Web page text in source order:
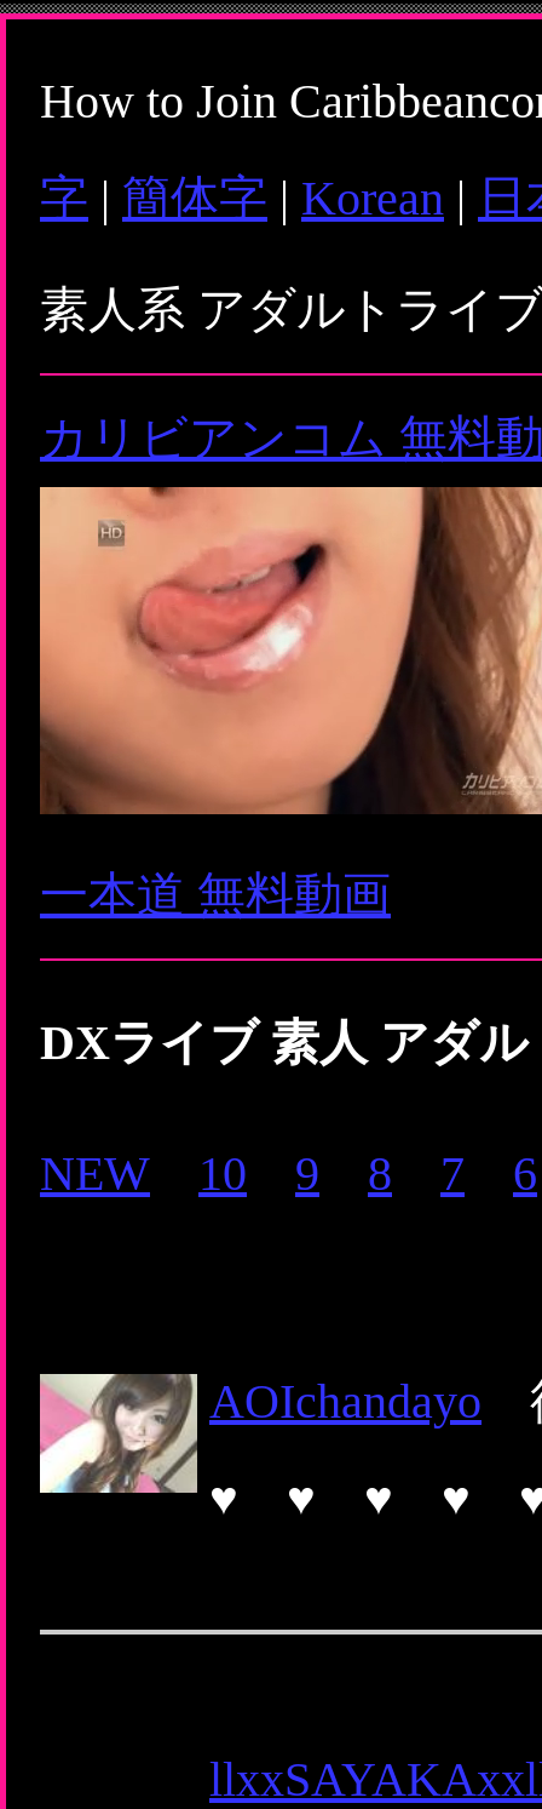
How to Join
字 | 簡体字 | Korean |
素人系 アダルトライ
カリビアンコム 無料
一本道 無料動画
DXライブ 素人 アダ
NEW 10 9 8 7 6
AOIchandayo
♥ ♥ ♥ ♥ ♥